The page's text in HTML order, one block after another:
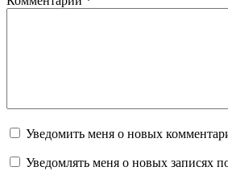
Уведомить меня о новых
Уведомлять меня о новых записях